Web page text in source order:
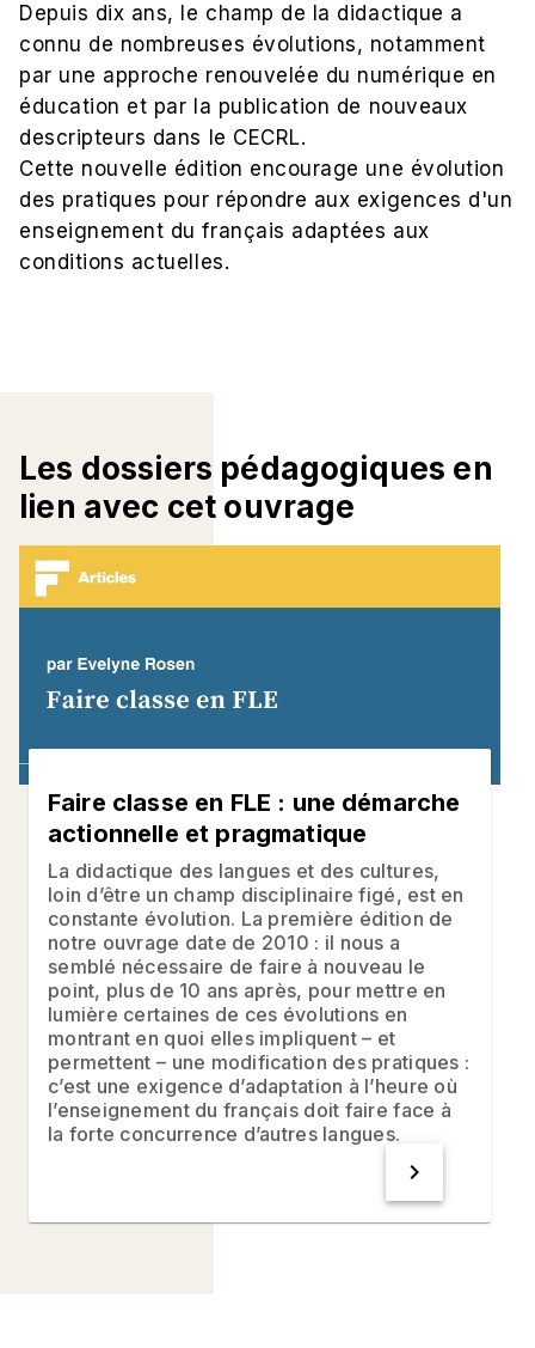
Depuis dix ans, le champ de la didactique a
connu de nombreuses évolutions, notamment
par une approche renouvelée du numérique en
éducation et par la publication de nouveaux
descripteurs dans le CECRL.
Cette nouvelle édition encourage une évolution
des pratiques pour répondre aux exigences d'un
enseignement du français adaptées aux
conditions actuelles.
Les dossiers pédagogiques en
lien avec cet ouvrage
Faire classe en FLE : une démarche
actionnelle et pragmatique
La didactique des langues et des cultures,
loin d’être un champ disciplinaire figé, est en
constante évolution. La première édition de
notre ouvrage date de 2010 : il nous a
semblé nécessaire de faire à nouveau le
point, plus de 10 ans après, pour mettre en
lumière certaines de ces évolutions en
montrant en quoi elles impliquent – et
permettent – une modification des pratiques :
c’est une exigence d’adaptation à l’heure où
l’enseignement du français doit faire face à
la forte concurrence d’autres langues.
chevron_right